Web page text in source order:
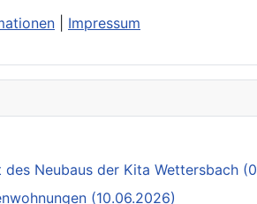
Neubaus der Kita Wettersbach
(10.06.2026)
Impressum